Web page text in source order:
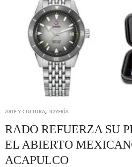
ARTE Y CULTURA, JOYERÍA
RADO REFUERZA SU
EL ABIERTO
ACAPULCO